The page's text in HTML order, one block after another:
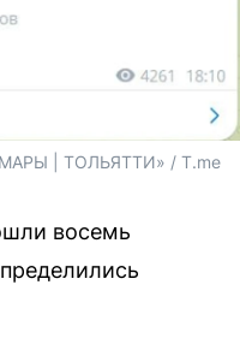
| ТОЛЬЯТТИ» / T.me
восемь